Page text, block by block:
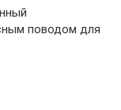
поводом для